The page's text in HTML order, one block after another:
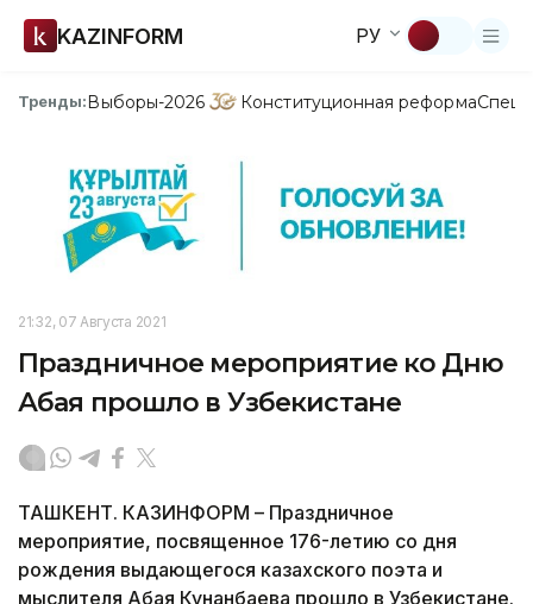
KAZINFORM РУ
Тренды:Выборы-2026 Конституционная реформа
21:32, 07 Августа 2021
Праздничное мероприятие ко Дню
Абая прошло в Узбекистане
ТАШКЕНТ. КАЗИНФОРМ – Праздничное
мероприятие, посвященное 176-летию со дня
рождения выдающегося казахского поэта и
мыслителя Абая Кунанбаева прошло в Узбекистане.